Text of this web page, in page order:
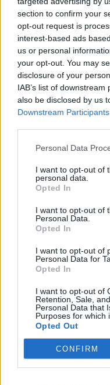
section to confirm your
opt-out request is
interest-based ads
us or personal
your opt-out. You may
disclosure of your
IAB’s list of
also be disclosed by us
Downstream Participants
Personal Data
I want to opt-out of
personal data.
Opted In
I want to opt-out of
Personal Data.
Opted In
I want to opt-out of
Personal Data for
Opted In
I want to opt-out of
Retention, Sale,
Personal Data that
Purposes for which
Opted Out
CONFIRM
Θλίψη στην
«Άγιος Ανδρέας»
08/08/2026 09:34
Λακωνία: Το
ουρανός» του
08/08/2026 09:05